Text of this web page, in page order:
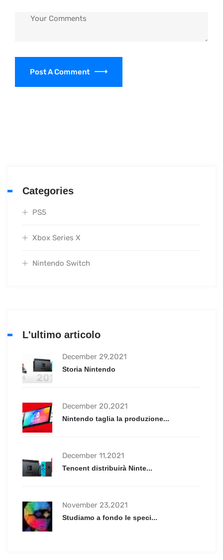
Post A Comment
Categories
PS5
Xbox Series X
Nintendo Switch
L'ultimo articolo
December 29,2021
Storia Nintendo
December 20,2021
Nintendo taglia la produzione...
December 11,2021
Tencent distribuirà Ninte...
November 23,2021
Studiamo a fondo le speci...